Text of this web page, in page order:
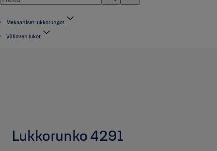
Mekaaniset lukkorungot
Välioven lukot
Lukkorunko 4291